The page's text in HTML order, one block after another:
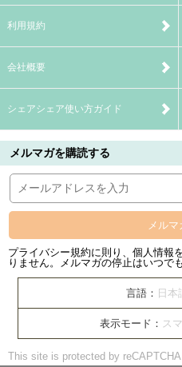
利用規約
会社概要
シェアシェア使い方ガイド
メルマガを購読する
メルマ
プライバシー規約に則り、個人情報
りません。メルマガの停止はいつで
言語： 日本
表示モード： ス
This site is protected by